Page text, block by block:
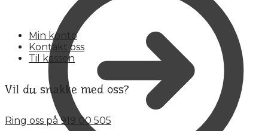
Min konto
Kontakt oss
Til kassen
Vil du snakke med oss?
Ring oss på 919 00 505